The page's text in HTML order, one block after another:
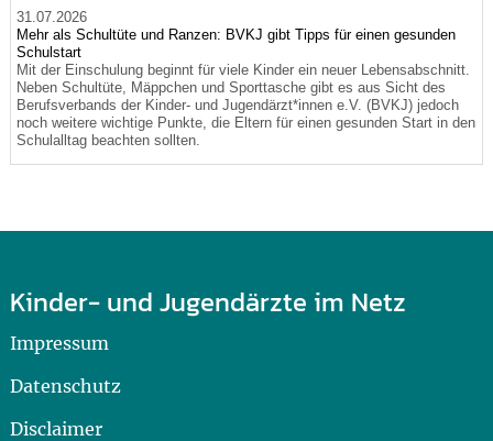
31.07.2026
Mehr als Schultüte und Ranzen: BVKJ gibt Tipps für einen gesunden
Schulstart
Mit der Einschulung beginnt für viele Kinder ein neuer Lebensabschnitt.
Neben Schultüte, Mäppchen und Sporttasche gibt es aus Sicht des
Berufsverbands der Kinder- und Jugendärzt*innen e.V. (BVKJ) jedoch
noch weitere wichtige Punkte, die Eltern für einen gesunden Start in den
Schulalltag beachten sollten.
Kinder- und Jugendärzte im Netz
Impressum
Datenschutz
Disclaimer